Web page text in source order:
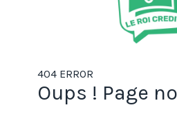
404 ERROR
Oups ! Page